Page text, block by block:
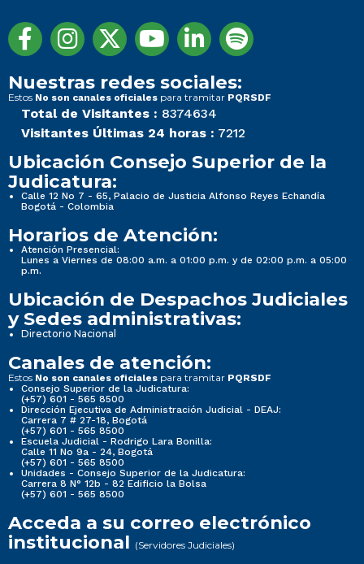
Nuestras redes sociales:
Estos No son canales oficiales para tramitar PQRSDF
Total de Visitantes : 8374634
Visitantes Últimas 24 horas : 7212
Ubicación Consejo Superior de la
Judicatura:
Calle 12 No 7 - 65, Palacio de Justicia Alfonso Reyes Echandía
Bogotá - Colombia
Horarios de Atención:
Atención Presencial:
Lunes a Viernes de 08:00 a.m. a 01:00 p.m. y de 02:00 p.m. a 05:00
p.m.
Ubicación de Despachos Judiciales
y Sedes administrativas:
Directorio Nacional
Canales de atención:
Estos No son canales oficiales para tramitar PQRSDF
Consejo Superior de la Judicatura:
(+57) 601 - 565 8500
Dirección Ejecutiva de Administración Judicial - DEAJ:
Carrera 7 # 27-18, Bogotá
(+57) 601 - 565 8500
Escuela Judicial - Rodrigo Lara Bonilla:
Calle 11 No 9a - 24, Bogotá
(+57) 601 - 565 8500
Unidades - Consejo Superior de la Judicatura:
Carrera 8 N° 12b - 82 Edificio la Bolsa
(+57) 601 - 565 8500
Acceda a su correo electrónico
institucional (Servidores Judiciales)